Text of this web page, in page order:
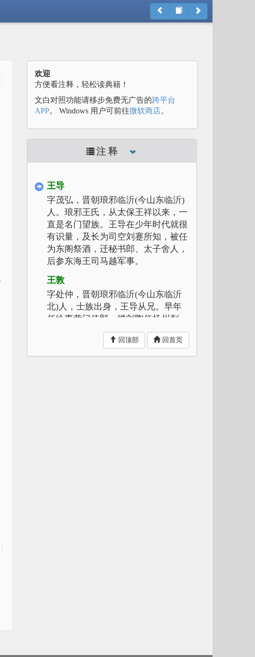
欢迎
方便看注释，轻松读典籍！
文白对照功能请移步免费无广告的跨平台
APP。 Windows 用户可前往微软商店。
注释
王导
字茂弘，晋朝琅邪临沂(今山东临沂)
人。琅邪王氏，从太保王祥以来，一
直是名门望族。王导在少年时代就很
有识量，及长为司空刘蹇所知，被任
为东阁祭酒，迁秘书郎、太子舍人，
后参东海王司马越军事。
王敦
字处仲，晋朝琅邪临沂(今山东临沂
北)人，士族出身，王导从兄。早年
任给事黄门侍郎，继刘陶任扬州刺
史、都督征讨诸军事。与王导共同扶
植司马氏的江东政权。
回顶部 回首页